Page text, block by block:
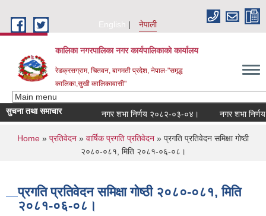
English
नेपाली
कालिका नगरपालिका नगर कार्यपालिकाकाे कार्यालय
रेडक्रसग्राम, चितवन, बागमती प्रदेश, नेपाल-"समृद्ध
कालिका,सुखी कालिकावासी"
सुचना तथा समाचार नगर शभा निर्णय २०८२-०३-०४। नगर शभा निर्णय
You are here
Home » प्रतिवेदन » वार्षिक प्रगति प्रतिवेदन » प्रगति प्रतिवेदन समिक्षा गोष्ठी
२०८०-०८१, मिति २०८१-०६-०८।
प्रगति प्रतिवेदन समिक्षा गोष्ठी २०८०-०८१, मिति
२०८१-०६-०८।